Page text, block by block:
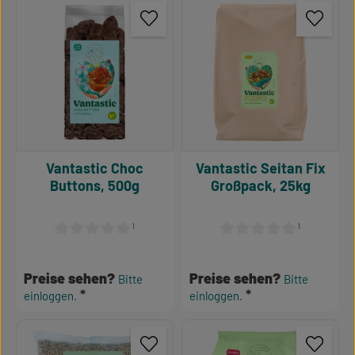
¹
Vantastic Choc
Buttons, 500g
Preise sehen? Bitte
einloggen.
¹
Vantastic Seitan Fix
Großpack, 25kg
Preise sehen? Bitte
einloggen.